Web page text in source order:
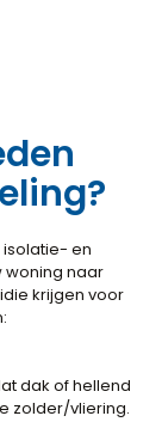
en
woning naar
krijgen voor
dak of hellend
zolder/vliering.